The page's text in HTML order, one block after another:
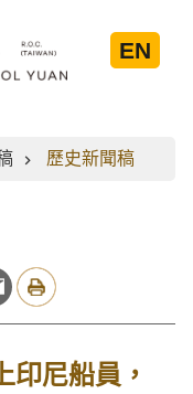
EN
歷史新聞稿
印尼船員，